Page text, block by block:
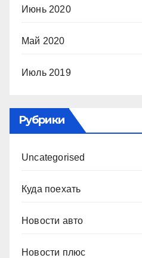
Июнь 2020
Май 2020
Июль 2019
Рубрики
Uncategorised
Куда поехать
Новости авто
Новости плюс